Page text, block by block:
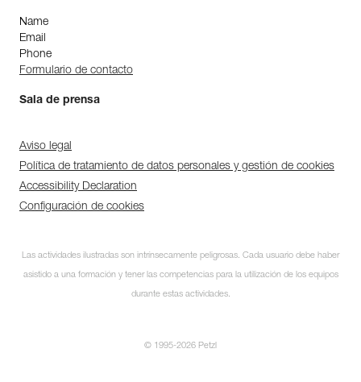
Name
Email
Phone
Formulario de contacto
Sala de prensa
Aviso legal
Política de tratamiento de datos personales y gestión de cookies
Accessibility Declaration
Configuración de cookies
Las actividades ilustradas son intrínsecamente peligrosas. Cada usuario debe haber
asistido a una formación y tener las competencias para la utilización de los equipos
durante estas actividades.
© 1995-2026 Petzl